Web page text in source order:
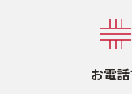
お悩みから探すお電